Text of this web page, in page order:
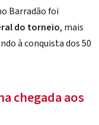
Barradão foi
do torneio, mais
à conquista dos 50
chegada aos